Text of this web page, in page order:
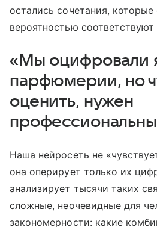
остались сочетания,
вероятностью
«Мы оцифровали
парфюмерии, но
оценить, нужен
Наша нейросеть не
она оперирует только их
анализирует тысячи таких
сложные, неочевидные для
закономерности: какие